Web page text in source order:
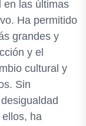
en las últimas
Ha permitido
grandes y
y el
cultural y
Sin
ha